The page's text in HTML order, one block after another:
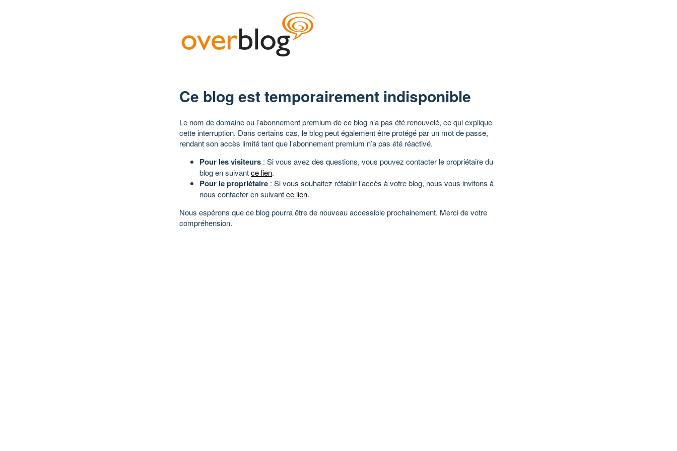
Ce blog est temporairement indisponible
Le nom de domaine ou l’abonnement premium de ce blog n’a pas été renouvelé, ce qui explique
cette interruption. Dans certains cas, le blog peut également être protégé par un mot de passe,
rendant son accès limité tant que l’abonnement premium n’a pas été réactivé.
Pour les visiteurs : Si vous avez des questions, vous pouvez contacter le propriétaire du
blog en suivantce lien.
Pour le propriétaire : Si vous souhaitez rétablir l’accès à votre blog, nous vous invitons à
nous contacter en suivantce lien.
Nous espérons que ce blog pourra être de nouveau accessible prochainement. Merci de votre
compréhension.